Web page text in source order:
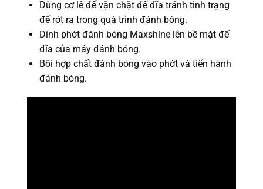
Dùng cơ lê để vặn chặt đế đĩa tránh tình trạng
đế rớt ra trong quá trình đánh bóng.
Dính phớt đánh bóng Maxshine lên bề mặt đế
đĩa của máy đánh bóng.
Bôi hợp chất đánh bóng vào phớt và tiến hành
đánh bóng.